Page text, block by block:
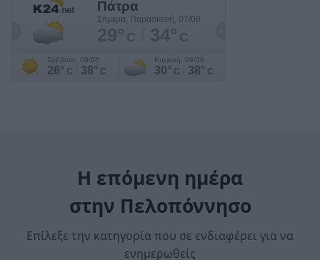
Η επόμενη ημέρα
στην Πελοπόννησο
Επίλεξε την κατηγορία που σε ενδιαφέρει για να
ενημερωθείς